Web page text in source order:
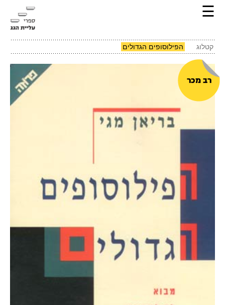
☰
קטלוג הפילוסופים הגדולים